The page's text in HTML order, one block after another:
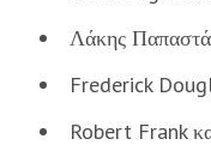
Λάκης
Frederick
Robert Frank